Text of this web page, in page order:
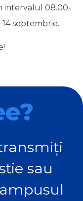
intervalul 08.00-
septembrie.
sau